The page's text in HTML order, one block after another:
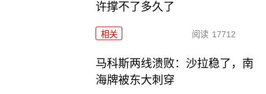
许撑不了多久了
相关 阅读 17712
马科斯两线溃败：沙拉稳了，南
海牌被东大刺穿